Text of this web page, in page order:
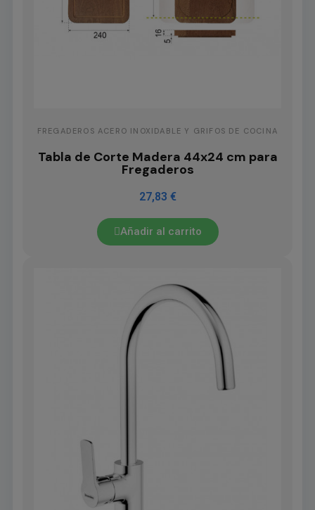
FREGADEROS ACERO INOXIDABLE Y GRIFOS DE COCINA
Tabla de Corte Madera 44x24 cm para
Fregaderos
27,83 €
Añadir al carrito